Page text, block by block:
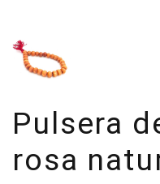
Pulsera
rosa